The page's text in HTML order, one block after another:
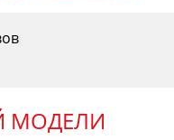
МОДЕЛИ